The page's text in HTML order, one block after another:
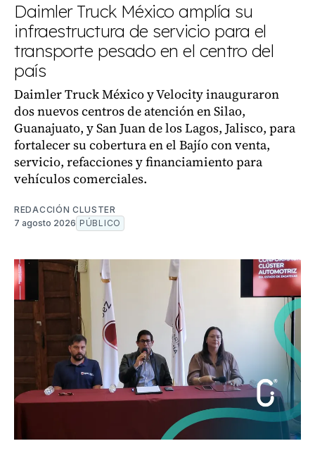
Daimler Truck México amplía su
infraestructura de servicio para el
transporte pesado en el centro del
país
Daimler Truck México y Velocity inauguraron
dos nuevos centros de atención en Silao,
Guanajuato, y San Juan de los Lagos, Jalisco, para
fortalecer su cobertura en el Bajío con venta,
servicio, refacciones y financiamiento para
vehículos comerciales.
REDACCIÓN CLUSTER
7 agosto 2026 PÚBLICO